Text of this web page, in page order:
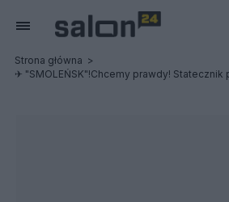
Strona główna